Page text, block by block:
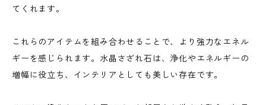
てくれます。
これらのアイテムを組み合わせることで、より強力なエネル
ギーを感じられます。水晶さざれ石は、浄化やエネルギーの
増幅に役立ち、インテリアとしても美しい存在です。